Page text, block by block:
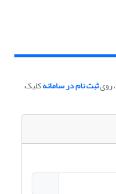
رویثبت نام در سامانهکلیک